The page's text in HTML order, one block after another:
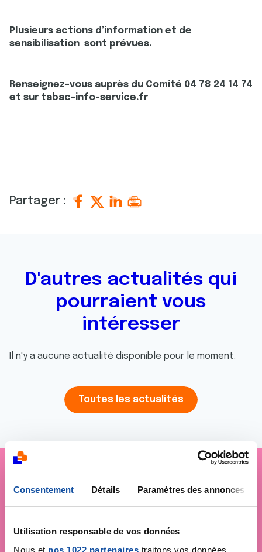
Consentement Détails Paramètres des annonces
Utilisation responsable de vos données
Nous et nos 1022 partenaires traitons vos données
Plusieurs actions d’information et de
sensibilisation sont prévues.
Renseignez-vous auprès du Comité 04 78 24 14 74
et sur tabac-info-service.fr
Partager :
D'autres actualités qui
pourraient vous
intéresser
Il n'y a aucune actualité disponible pour le moment.
Toutes les actualités
Je soutiensLa Ligue